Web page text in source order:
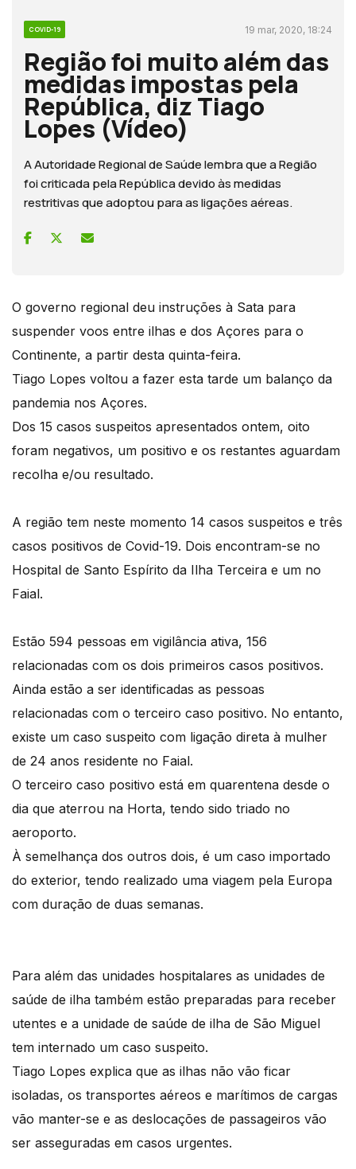
COVID-19 19 mar, 2020, 18:24
Região foi muito além das
medidas impostas pela
República, diz Tiago
Lopes (Vídeo)
A Autoridade Regional de Saúde lembra que a Região
foi criticada pela República devido às medidas
restritivas que adoptou para as ligações aéreas.
O governo regional deu instruções à Sata para
suspender voos entre ilhas e dos Açores para o
Continente, a partir desta quinta-feira.
Tiago Lopes voltou a fazer esta tarde um balanço da
pandemia nos Açores.
Dos 15 casos suspeitos apresentados ontem, oito
foram negativos, um positivo e os restantes aguardam
recolha e/ou resultado.
A região tem neste momento 14 casos suspeitos e três
casos positivos de Covid-19. Dois encontram-se no
Hospital de Santo Espírito da Ilha Terceira e um no
Faial.
Estão 594 pessoas em vigilância ativa, 156
relacionadas com os dois primeiros casos positivos.
Ainda estão a ser identificadas as pessoas
relacionadas com o terceiro caso positivo. No entanto,
existe um caso suspeito com ligação direta à mulher
de 24 anos residente no Faial.
O terceiro caso positivo está em quarentena desde o
dia que aterrou na Horta, tendo sido triado no
aeroporto.
À semelhança dos outros dois, é um caso importado
do exterior, tendo realizado uma viagem pela Europa
com duração de duas semanas.
Para além das unidades hospitalares as unidades de
saúde de ilha também estão preparadas para receber
utentes e a unidade de saúde de ilha de São Miguel
tem internado um caso suspeito.
Tiago Lopes explica que as ilhas não vão ficar
isoladas, os transportes aéreos e marítimos de cargas
vão manter-se e as deslocações de passageiros vão
ser asseguradas em casos urgentes.